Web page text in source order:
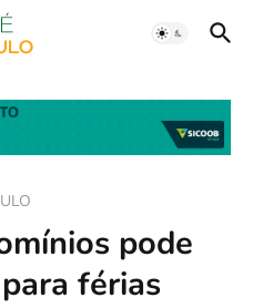
pode
férias